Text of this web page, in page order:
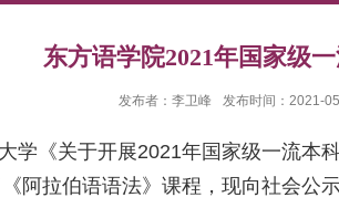
东方语学院2021年国家级
发布者：李卫峰 发布时间：2021-
学《关于开展2021年国家级一流本
阿拉伯语语法》课程，现向社会公